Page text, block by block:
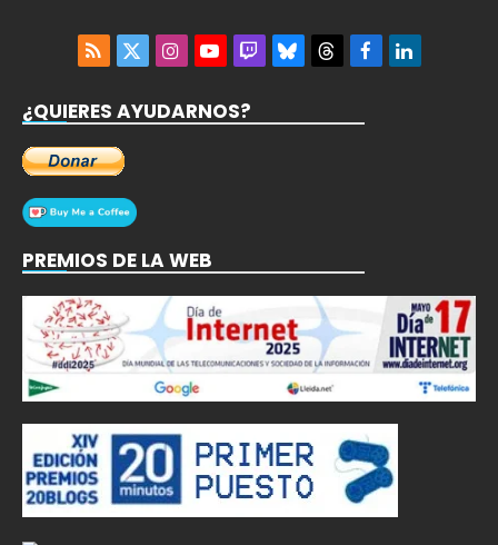
RSS
X
InstagramYouTubeTwitchBlueskyThreadsFacebookLinkedIn
¿QUIERES AYUDARNOS?
PREMIOS DE LA WEB